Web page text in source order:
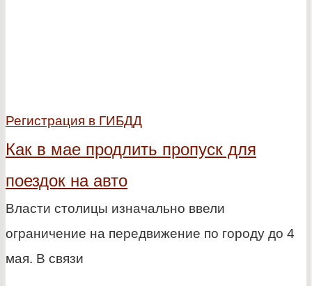
Регистрация в ГИБДД
Как в мае продлить пропуск для
поездок на авто
Власти столицы изначально ввели
ограничение на передвижение по городу до 4
мая. В связи